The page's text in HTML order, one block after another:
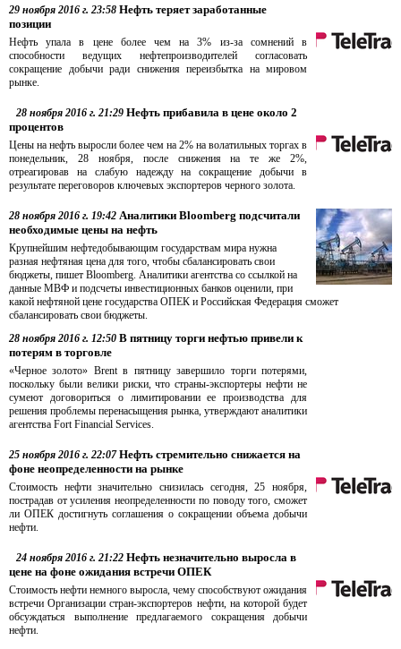
29 ноября 2016 г. 23:58 Нефть теряет заработанные
позиции
Нефть упала в цене более чем на 3% из-за сомнений в
способности ведущих нефтепроизводителей согласовать
сокращение добычи ради снижения переизбытка на мировом
рынке.
28 ноября 2016 г. 21:29 Нефть прибавила в цене около 2
процентов
Цены на нефть выросли более чем на 2% на волатильных торгах в
понедельник, 28 ноября, после снижения на те же 2%,
отреагировав на слабую надежду на сокращение добычи в
результате переговоров ключевых экспортеров черного золота.
28 ноября 2016 г. 19:42 Аналитики Bloomberg подсчитали
необходимые цены на нефть
Крупнейшим нефтедобывающим государствам мира нужна
разная нефтяная цена для того, чтобы сбалансировать свои
бюджеты, пишет Bloomberg. Аналитики агентства со ссылкой на
данные МВФ и подсчеты инвестиционных банков оценили, при
какой нефтяной цене государства ОПЕК и Российская Федерация сможет
сбалансировать свои бюджеты.
28 ноября 2016 г. 12:50 В пятницу торги нефтью привели к
потерям в торговле
«Черное золото» Brent в пятницу завершило торги потерями,
поскольку были велики риски, что страны-экспортеры нефти не
сумеют договориться о лимитировании ее производства для
решения проблемы перенасыщения рынка, утверждают аналитики
агентства Fort Financial Services.
25 ноября 2016 г. 22:07 Нефть стремительно снижается на
фоне неопределенности на рынке
Стоимость нефти значительно снизилась сегодня, 25 ноября,
пострадав от усиления неопределенности по поводу того, сможет
ли ОПЕК достигнуть соглашения о сокращении объема добычи
нефти.
24 ноября 2016 г. 21:22 Нефть незначительно выросла в
цене на фоне ожидания встречи ОПЕК
Стоимость нефти немного выросла, чему способствуют ожидания
встречи Организации стран-экспортеров нефти, на которой будет
обсуждаться выполнение предлагаемого сокращения добычи
нефти.